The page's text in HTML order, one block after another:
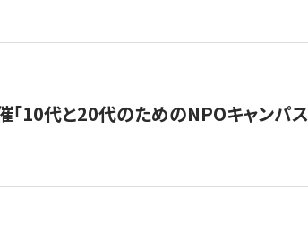
「10代と20代のためのNPOキャンパ